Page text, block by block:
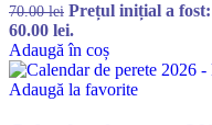
70.00lei Prețul inițial a fost:
60.00 lei.
Adaugă în coș
Adaugă la favorite